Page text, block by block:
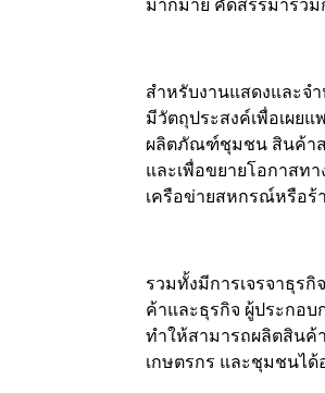
มากมาย คัดสรรมารว
สำหรับงานแสดงและ
มีวัตถุประสงค์เพื่อเผย
ผลิตภัณฑ์ชุมชน สินค้าส
และเพื่อขยายโอกาสท
เครือข่ายสหกรณ์หรือ
รวมทั้งมีการเจรจาธุร
ค้าและธุรกิจ ผู้ประกอบ
ทำให้สามารถผลิตสินค้
เกษตรกร และชุมชนได้